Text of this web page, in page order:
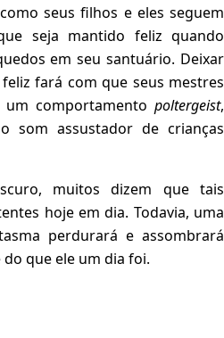
seus filhos e eles seguem
seja mantido feliz quando
em seu santuário. Deixar
fará com que seus mestres
comportamento poltergeist,
som assustador de crianças
muitos dizem que tais
hoje em dia. Todavia, uma
perdurará e assombrará
que ele um dia foi.